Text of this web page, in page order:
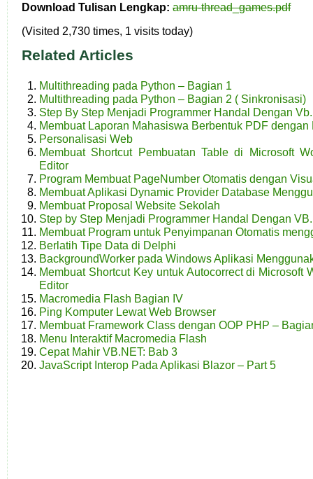
Download Tulisan Lengkap: amru-thread_games.pdf
(Visited 2,730 times, 1 visits today)
Related Articles
Multithreading pada Python – Bagian 1
Multithreading pada Python – Bagian 2 ( Sinkronisasi)
Step By Step Menjadi Programmer Handal Dengan
Membuat Laporan Mahasiswa Berbentuk PDF dengan
Personalisasi Web
Membuat Shortcut Pembuatan Table di Microsoft
Editor
Program Membuat PageNumber Otomatis dengan
Membuat Aplikasi Dynamic Provider Database
Membuat Proposal Website Sekolah
Step by Step Menjadi Programmer Handal Dengan
Membuat Program untuk Penyimpanan Otomatis
Berlatih Tipe Data di Delphi
BackgroundWorker pada Windows Aplikasi
Membuat Shortcut Key untuk Autocorrect di Microsoft
Editor
Macromedia Flash Bagian IV
Ping Komputer Lewat Web Browser
Membuat Framework Class dengan OOP PHP –
Menu Interaktif Macromedia Flash
Cepat Mahir VB.NET: Bab 3
JavaScript Interop Pada Aplikasi Blazor – Part 5